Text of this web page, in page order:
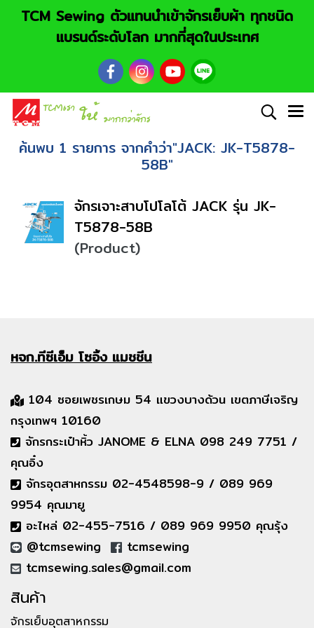
TCM Sewing ตัวแทนนำเข้าจักรเย็บผ้า ทุกชนิด
แบรนด์ระดับโลก มากที่สุดในประเทศ
ค้นพบ 1 รายการ จากคำว่า"JACK: JK-T5878-
58B"
จักรเจาะสาบโปโลโต้ JACK รุ่น JK-
T5878-58B
(Product)
หจก.ทีซีเอ็มโซอิ้ง แมชชีน
104 ซอยเพชรเกษม 54 แขวงบางด้วน เขตภาษีเจริญ
กรุงเทพฯ 10160
จักรกระเป๋าหิ้ว JANOME & ELNA 098 249 7751 /
คุณอิ๋ง
จักรอุตสาหกรรม 02-4548598-9 / 089 969
9954 คุณมายู
อะไหล่ 02-455-7516 / 089 969 9950 คุณรุ้ง
@tcmsewing
tcmsewing
tcmsewing.sales@gmail.com
สินค้า
จักรเย็บอุตสาหกรรม